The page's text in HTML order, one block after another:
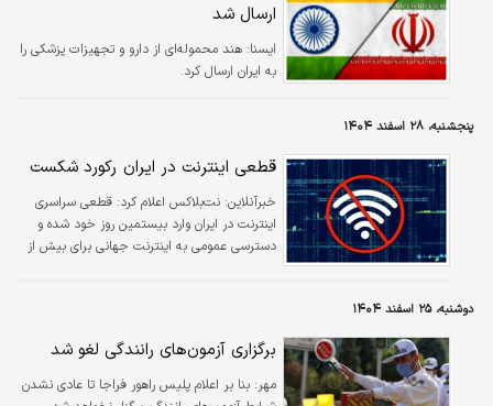
ارسال شد
ايسنا: هند محموله‌ای از دارو و تجهیزات پزشکی را
به ایران ارسال کرد.
پنجشنبه، ۲۸ اسفند ۱۴۰۴
قطعی اینترنت در ایران رکورد شکست
خبرآنلاین: نت‌بلاکس اعلام کرد: قطعی سراسری
اینترنت در ایران وارد بیستمین روز خود شده و
دسترسی عمومی به اینترنت جهانی برای بیش از
دوشنبه، ۲۵ اسفند ۱۴۰۴
برگزاری آزمون‌های رانندگی لغو شد
مهر: بنا بر اعلام پلیس راهور فراجا تا عادی نشدن